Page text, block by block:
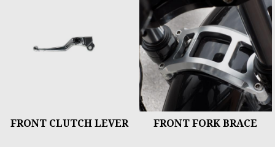
FRONT CLUTCH LEVER FRONT FORK BRACE